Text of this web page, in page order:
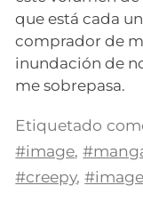
que está cada
comprador de
inundación de
me sobrepasa.
Etiquetado
#image,
#creepy,